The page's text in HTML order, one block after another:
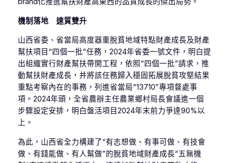
機制落地 速質雙升
山西省委、省當局高度器重脫貧地域特點財產成長及財產
幫扶項目“四個一批”任務，2024年省委一號文件，明白提
出組織實行財產幫扶帶開工程，依照“四個一批”請求，推
動幫扶財產成長，并將該任務歸入穩固拓展脫貧攻堅結果
重點考察內在的事務，列進省當局“13710”專項督處事
項。2024年頭，全省農辦主任農業鄉村局長會議進一個
步驟設定安排，明白盤活項目2024年末前力爭達90%以
上。
為此，山西省全力構建了“有志想做、有事可做、有技會
做、有錢能做、有人幫做”的脫貧地域財產成長“五無機